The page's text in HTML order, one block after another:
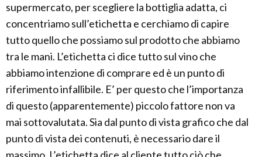
supermercato, per scegliere la bottiglia adatta, ci
concentriamo sull’etichetta e cerchiamo di capire
tutto quello che possiamo sul prodotto che abbiamo
tra le mani. L’etichetta ci dice tutto sul vino che
abbiamo intenzione di comprare ed è un punto di
riferimento infallibile. E’ per questo che l’importanza
di questo (apparentemente) piccolo fattore non va
mai sottovalutata. Sia dal punto di vista grafico che dal
punto di vista dei contenuti, è necessario dare il